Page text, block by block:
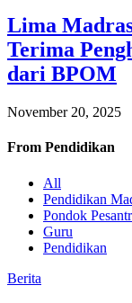
Lima
Terima
dari BPOM
November 20, 2025
From Pendidikan
All
Pendidikan
Pondok
Guru
Pendidikan
Berita